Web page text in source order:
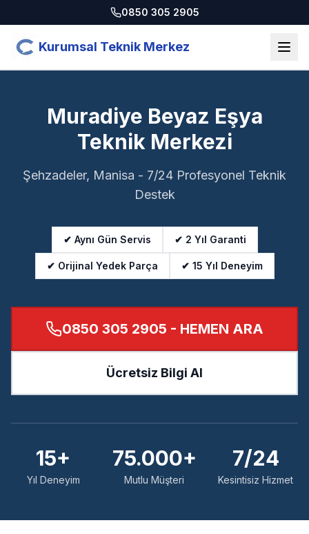
0850 305 2905
Kurumsal Teknik Merkez
Muradiye Beyaz Eşya
Teknik Merkezi
Şehzadeler, Manisa - 7/24 Profesyonel Teknik
Destek
✔ Aynı Gün Servis ✔ 2 Yıl Garanti
✔ Orijinal Yedek Parça ✔ 15 Yıl Deneyim
0850 305 2905 - HEMEN ARA
Ücretsiz Bilgi Al
15+
Yıl Deneyim
75.000+
Mutlu Müşteri
7/24
Kesintisiz Hizmet